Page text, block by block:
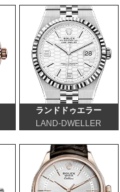
ランドドゥエラー
LAND-DWELLER